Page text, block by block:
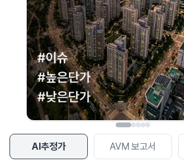
AI추정가 AVM 보고서
이용에 불편을 드려 죄송합니다.
다시 시도